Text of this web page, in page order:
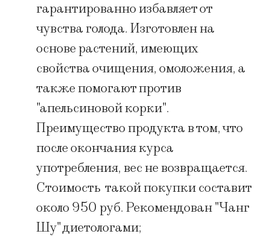
гарантированно избавляет от
чувства голода. Изготовлен на
основе растений, имеющих
свойства очищения, омоложения, а
также помогают против
"апельсиновой корки".
Преимущество продукта в том, что
после окончания курса
употребления, вес не возвращается.
Стоимость такой покупки составит
около 950 руб. Рекомендован "Чанг
Шу" диетологами;